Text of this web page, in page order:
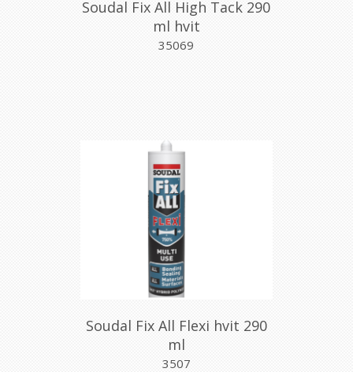
Soudal Fix All High Tack 290
ml hvit
35069
Soudal Fix All Flexi hvit 290
ml
3507